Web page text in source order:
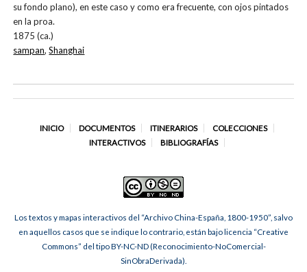
su fondo plano), en este caso y como era frecuente, con ojos pintados
en la proa.
1875 (ca.)
sampan,Shanghai
INICIO DOCUMENTOS ITINERARIOS
COLECCIONES
INTERACTIVOS
BIBLIOGRAFÍAS
Los textos y mapas interactivos del “Archivo China-España, 1800-1950”, salvo
en aquellos casos que se indique lo contrario, están bajo licencia “Creative
Commons” del tipo BY-NC-ND (Reconocimiento-NoComercial-
SinObraDerivada).